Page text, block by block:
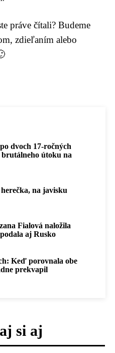
práve čítali? Budeme
zdieľaním alebo
dvoch 17-ročných
útoku na
na javisku
Fialová naložila
aj Rusko
Keď porovnala obe
prekvapil
si aj